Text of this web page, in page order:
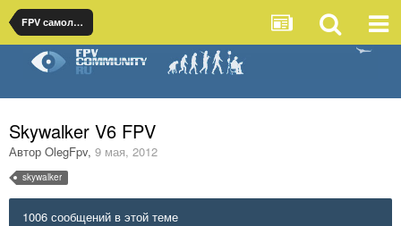
FPV самолеты
Skywalker V6 FPV
Автор OlegFpv, 9 мая, 2012
skywalker
1006 сообщений в этой теме